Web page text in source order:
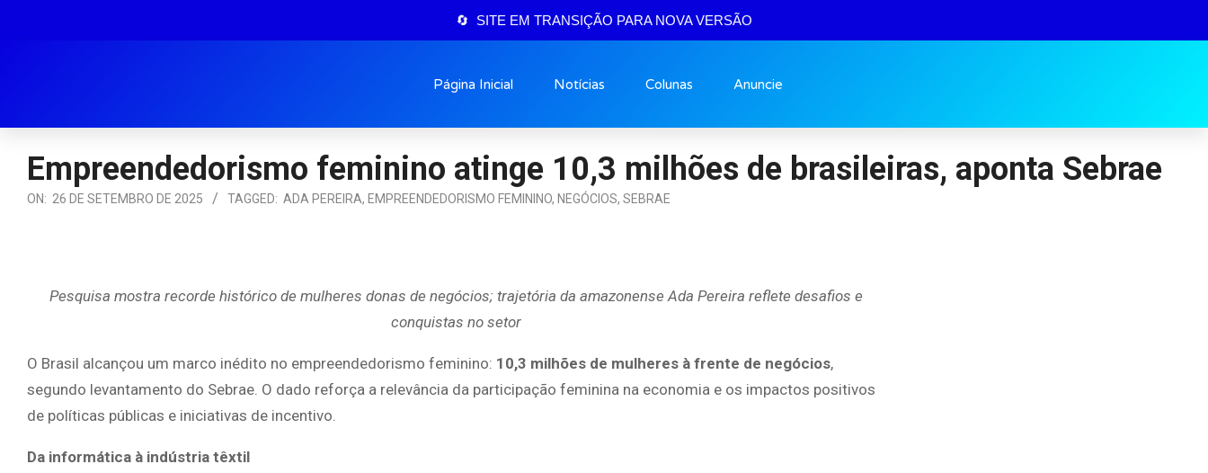
🔄 SITE EM TRANSIÇÃO PARA NOVA VERSÃO
Página Inicial Notícias Colunas Anuncie
Empreendedorismo feminino atinge 10,3 milhões de brasileiras, aponta Sebrae
ON: 26 DE SETEMBRO DE 2025 TAGGED: ADA PEREIRA, EMPREENDEDORISMO FEMININO, NEGÓCIOS, SEBRAE
Pesquisa mostra recorde histórico de mulheres donas de negócios; trajetória da amazonense Ada Pereira reflete desafios e
conquistas no setor
O Brasil alcançou um marco inédito no empreendedorismo feminino: 10,3 milhões de mulheres à frente de negócios,
segundo levantamento do Sebrae. O dado reforça a relevância da participação feminina na economia e os impactos positivos
de políticas públicas e iniciativas de incentivo.
Da informática à indústria têxtil